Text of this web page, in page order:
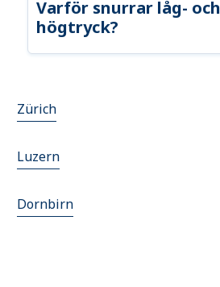
Varför snurrar låg- och
högtryck?
Zürich
Luzern
Dornbirn